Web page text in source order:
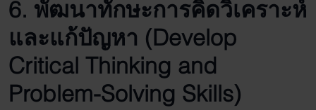
6. พัฒนาทักษะการคิดวิเคราะห์
และแก้ปัญหา (Develop
Critical Thinking and
Problem-Solving Skills)